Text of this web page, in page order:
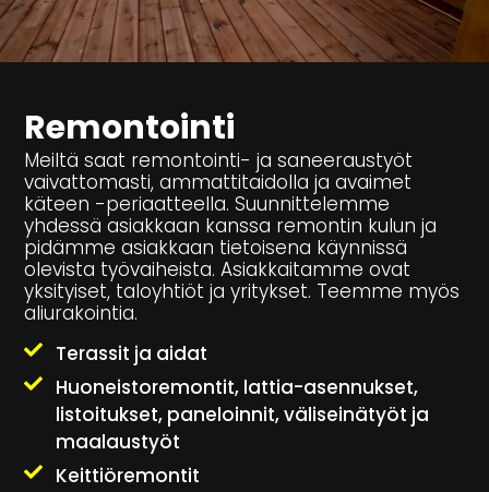
Remontointi
Meiltä saat remontointi- ja saneeraustyöt
vaivattomasti, ammattitaidolla ja avaimet
käteen -periaatteella. Suunnittelemme
yhdessä asiakkaan kanssa remontin kulun ja
pidämme asiakkaan tietoisena käynnissä
olevista työvaiheista. Asiakkaitamme ovat
yksityiset, taloyhtiöt ja yritykset. Teemme myös
aliurakointia.
Terassit ja aidat
Huoneistoremontit, lattia-asennukset,
listoitukset, paneloinnit, väliseinätyöt ja
maalaustyöt
Keittiöremontit